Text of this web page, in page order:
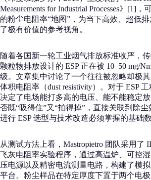
Measurements for Industrial Processes》[1]
的粉尘电阻率“地图”，为当下高效、超低
了极有价值的参考视角。
随着各国新一轮工业烟气排放标准收严，传
颗粒物排放设计的 ESP 正在被 10–50 mg/
级。文章集中讨论了一个往往被忽略却极
体积电阻率（dust resistivity）。对于 ESP
决定了电场能打多高的电压、能不能稳定
否既“吸得住”又“拍得掉”，直接关联到除
进行 ESP 选型与技术改造必须掌握的基础数
从测试方法上看，Mastropietro 团队采用了
飞灰电阻率实验程序，通过高温炉、可控
压电源以及精密电流测量电路，构建了模
平台。粉尘样品在特定厚度下置于两个电